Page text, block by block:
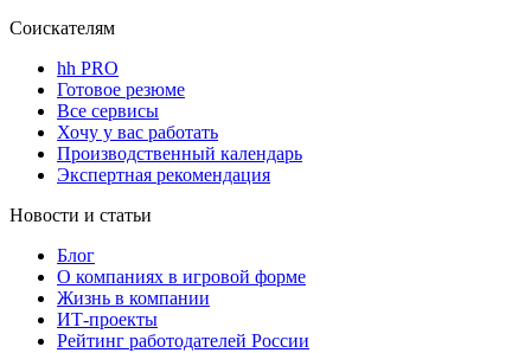
Соискателям
hh PRO
Готовое резюме
Все сервисы
Хочу у вас работать
Производственный календарь
Экспертная рекомендация
Новости и статьи
Блог
О компаниях в игровой форме
Жизнь в компании
ИТ-проекты
Рейтинг работодателей России